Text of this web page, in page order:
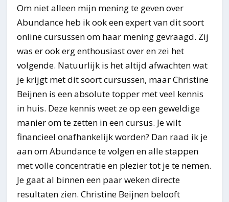
Om niet alleen mijn mening te geven over
Abundance heb ik ook een expert van dit soort
online cursussen om haar mening gevraagd. Zij
was er ook erg enthousiast over en zei het
volgende. Natuurlijk is het altijd afwachten wat
je krijgt met dit soort cursussen, maar Christine
Beijnen is een absolute topper met veel kennis
in huis. Deze kennis weet ze op een geweldige
manier om te zetten in een cursus. Je wilt
financieel onafhankelijk worden? Dan raad ik je
aan om Abundance te volgen en alle stappen
met volle concentratie en plezier tot je te nemen.
Je gaat al binnen een paar weken directe
resultaten zien. Christine Beijnen belooft